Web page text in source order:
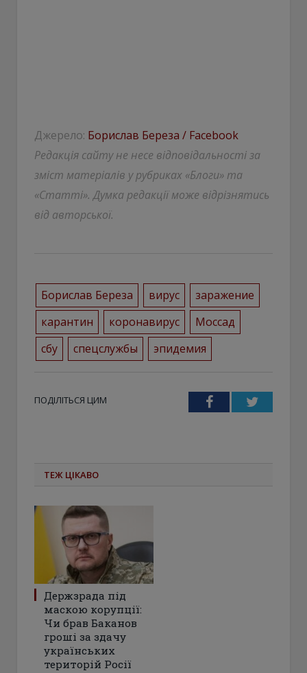
Джерело: Борислав Береза / Facebook
Редакція сайту не несе відповідальності за
зміст матеріалів у рубриках «Блоги» та
«Статті». Думка редакції може відрізнятись
від авторської.
Борислав Береза вирус
заражение
карантин
коронавирус
Моссад
сбу
спецслужбы эпидемия
ПОДІЛІТЬСЯ ЦИМ FacebookTwitter
ТЕЖ ЦІКАВО
Держзрада під
маскою корупції:
Чи брав Баканов
гроші за здачу
українських
територій Росії